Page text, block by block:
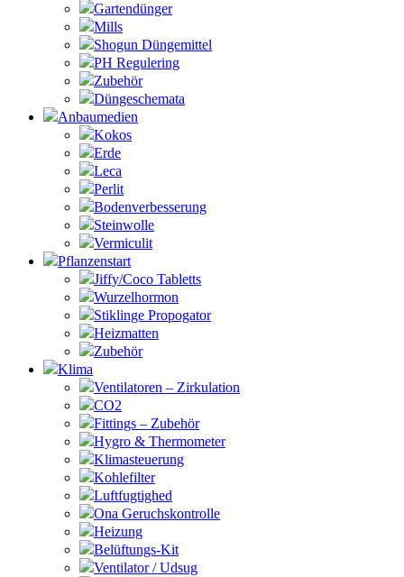
Gartendünger
Mills
Shogun Düngemittel
PH Regulering
Zubehör
Düngeschemata
Anbaumedien
Kokos
Erde
Leca
Perlit
Bodenverbesserung
Steinwolle
Vermiculit
Pflanzenstart
Jiffy/Coco Tabletts
Wurzelhormon
Stiklinge Propogator
Heizmatten
Zubehör
Klima
Ventilatoren – Zirkulation
CO2
Fittings – Zubehör
Hygro & Thermometer
Klimasteuerung
Kohlefilter
Luftfugtighed
Ona Geruchskontrolle
Heizung
Belüftungs-Kit
Ventilator / Udsug